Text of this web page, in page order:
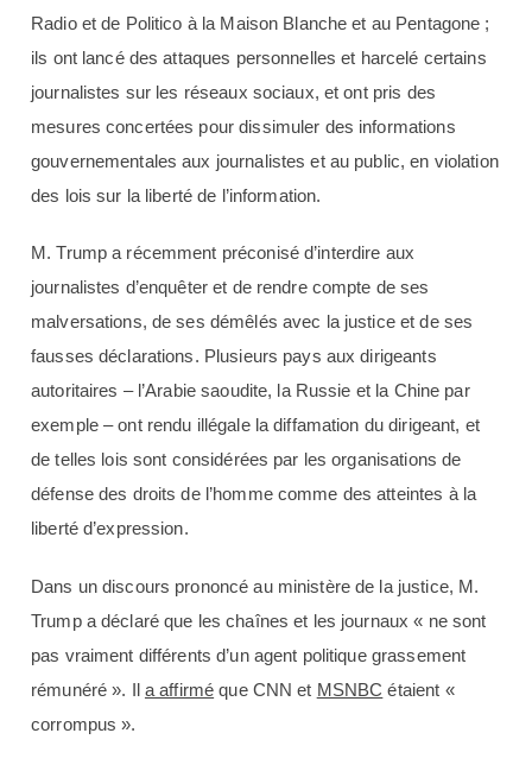
Radio et de Politico à la Maison Blanche et au Pentagone ;
ils ont lancé des attaques personnelles et harcelé certains
journalistes sur les réseaux sociaux, et ont pris des
mesures concertées pour dissimuler des informations
gouvernementales aux journalistes et au public, en violation
des lois sur la liberté de l’information.
M. Trump a récemment préconisé d’interdire aux
journalistes d’enquêter et de rendre compte de ses
malversations, de ses démêlés avec la justice et de ses
fausses déclarations. Plusieurs pays aux dirigeants
autoritaires – l’Arabie saoudite, la Russie et la Chine par
exemple – ont rendu illégale la diffamation du dirigeant, et
de telles lois sont considérées par les organisations de
défense des droits de l’homme comme des atteintes à la
liberté d’expression.
Dans un discours prononcé au ministère de la justice, M.
Trump a déclaré que les chaînes et les journaux « ne sont
pas vraiment différents d’un agent politique grassement
rémunéré ». Il a affirmé que CNN et MSNBC étaient «
corrompus ».